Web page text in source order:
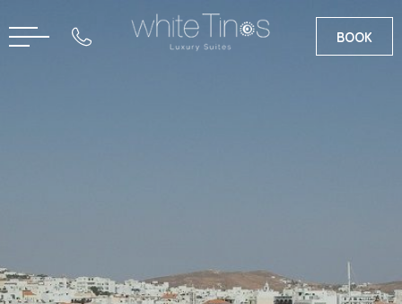
BOOK